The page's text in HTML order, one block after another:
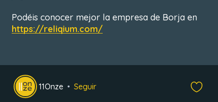
Podéis conocer mejor la empresa de Borja en
https://reliqium.com/
11Onze Seguir